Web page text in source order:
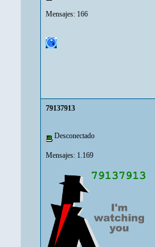
Mensajes: 166
79137913
Desconectado
Mensajes: 1.169